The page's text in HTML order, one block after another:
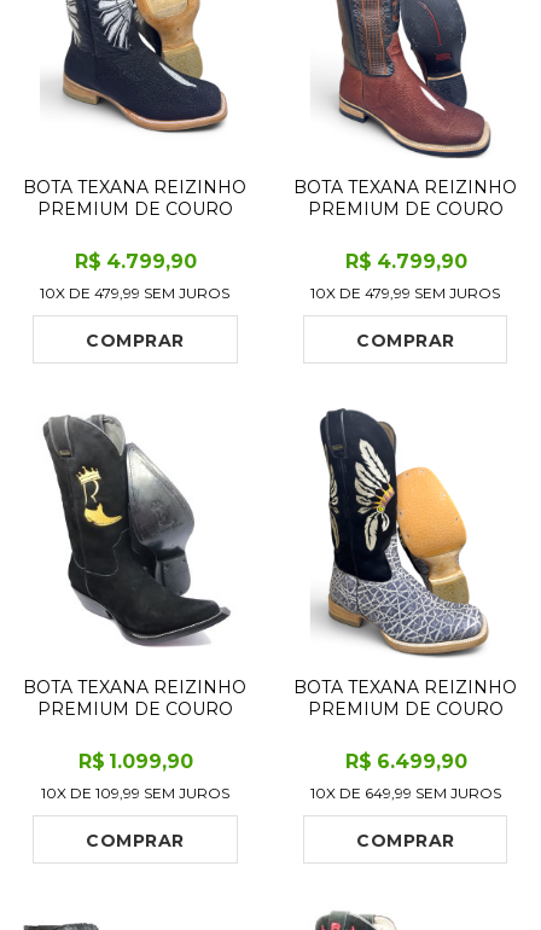
BOTA TEXANA REIZINHO
PREMIUM DE COURO
PRETA LIMITED EDITION
- CANO MÉDIO, BICO
QUADRADO - SOLADO
DE COURO ARTESANAL
INJETADO
R$ 4.799,90
10X DE479,99 SEM JUROS
COMPRAR
BOTA TEXANA REIZINHO
PREMIUM DE COURO
EVOK LIMITED EDITION -
CANO ALTO, BICO
QUADRADO - SOLADO X-
FLEX ARTESANAL
R$ 4.799,90
10X DE479,99 SEM JUROS
COMPRAR
BOTA TEXANA REIZINHO
PREMIUM DE COURO
BUFALADA PRETA
LIMITED EDITION - CANO
ALTO, BICO FINO
INCLINADO - SOLADO
DE COURO ARTESANAL
R$ 1.099,90
10X DE 109,99 SEM JUROS
COMPRAR
BOTA TEXANA REIZINHO
PREMIUM DE COURO
CINZA NATURAL LIMITED
EDITION - CANO ALTO,
BICO QUADRADO -
SOLADO DE COURO
ARTESANAL COM PR
R$ 6.499,90
10X DE 649,99 SEM JUROS
COMPRAR